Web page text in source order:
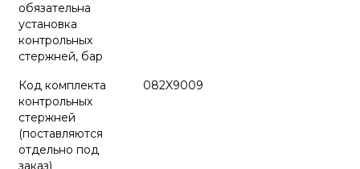
обязательна
установка
контрольных
стержней, бар
Код комплекта
контрольных
стержней
(поставляются
отдельно под
заказ)
082X9009